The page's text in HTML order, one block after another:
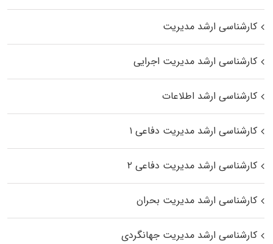
کارشناسی ارشد مدیریت
کارشناسی ارشد مدیریت اجرایی
کارشناسی ارشد اطلاعات
کارشناسی ارشد مدیریت دفاعی ۱
کارشناسی ارشد مدیریت دفاعی ۲
کارشناسی ارشد مدیریت بحران
کارشناسی ارشد مدیریت جهانگردی